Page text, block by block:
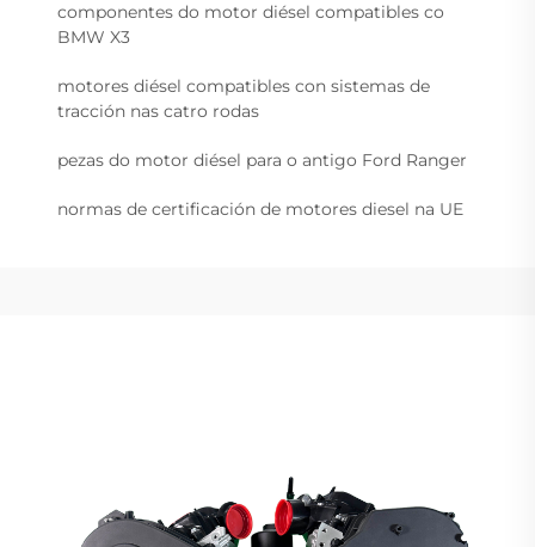
componentes do motor diésel compatibles co
BMW X3
motores diésel compatibles con sistemas de
tracción nas catro rodas
pezas do motor diésel para o antigo Ford Ranger
normas de certificación de motores diesel na UE